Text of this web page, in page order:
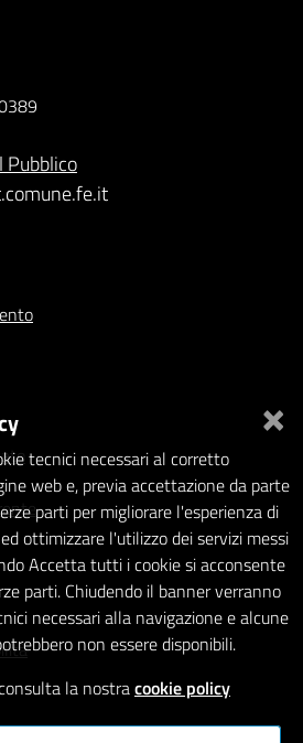
Pubblico
×
tecnici necessari al corretto
web e, previa accettazione da parte
parti per migliorare l'esperienza di
ottimizzare l'utilizzo dei servizi messi
Accetta tutti i cookie si acconsente
parti. Chiudendo il banner verranno
necessari alla navigazione e alcune
non essere disponibili.
la nostracookie policy